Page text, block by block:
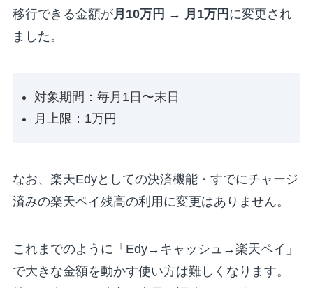
移行できる金額が月10万円 → 月1万円 に変更され
ました。
対象期間：毎月1日〜末日
月上限：1万円
なお、楽天Edyとしての決済機能・すでにチャージ
済みの楽天ペイ残高の利用に変更はありません。
これまでのように「Edy→キャッシュ→楽天ペイ」
で大きな金額を動かす使い方は難しくなります。